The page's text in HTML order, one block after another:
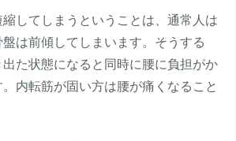
してしまうということは、通常人は
は前傾してしまいます。そうする
た状態になると同時に腰に負担がか
内転筋が固い方は腰が痛くなること